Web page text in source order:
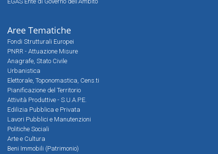
Aree Tematiche
Fondi Strutturali Europei
PNRR - Attuazione Misure
Anagrafe, Stato Civile
Urbanistica
Elettorale, Toponomastica, Cens.ti
Pianificazione del Territorio
Attività Produttive - S.U.A.P.E.
Edilizia Pubblica e Privata
Lavori Pubblici e Manutenzioni
Politiche Sociali
Arte e Cultura
Beni Immobili (Patrimonio)